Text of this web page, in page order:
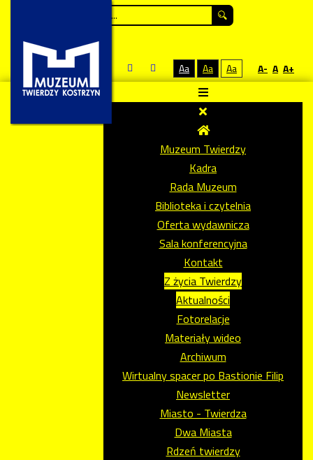
Aa Aa Aa A- A A+
Muzeum Twierdzy
Kadra
Rada Muzeum
Biblioteka i czytelnia
Oferta wydawnicza
Sala konferencyjna
Kontakt
Z życia Twierdzy
Aktualności
Fotorelacje
Materiały wideo
Archiwum
Wirtualny spacer po Bastionie Filip
Newsletter
Miasto - Twierdza
Dwa Miasta
Rdzeń twierdzy